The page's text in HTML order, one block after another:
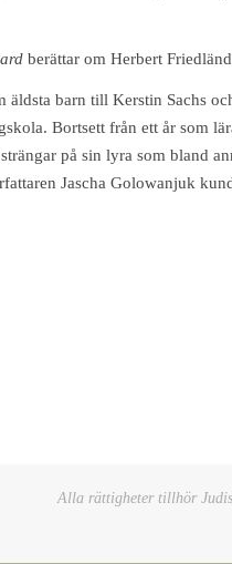
berättar om Herbert
barn till Kerstin Sachs
Bortsett från ett år som
på sin lyra som bland
Jascha Golowanjuk
Alla rättigheter tillhör